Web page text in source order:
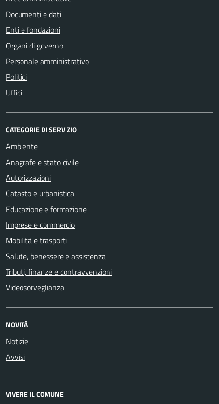
Documenti e dati
Enti e fondazioni
Organi di governo
Personale amministrativo
Politici
Uffici
CATEGORIE DI SERVIZIO
Ambiente
Anagrafe e stato civile
Autorizzazioni
Catasto e urbanistica
Educazione e formazione
Imprese e commercio
Mobilità e trasporti
Salute, benessere e assistenza
Tributi, finanze e contravvenzioni
Videosorveglianza
NOVITÀ
Notizie
Avvisi
VIVERE IL COMUNE